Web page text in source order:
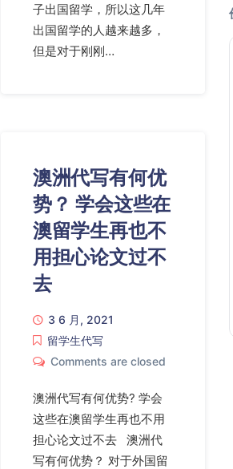
子出国留学，所以这几年
出国留学的人越来越多，
但是对于刚刚…
澳洲代写有何优
势？ 学会这些在
澳留学生再也不
用担心论文过不
去
3 6 月, 2021
留学生代写
Comments are closed
澳洲代写有何优势? 学会
这些在澳留学生再也不用
担心论文过不去 澳洲代
写有何优势？ 对于外国留